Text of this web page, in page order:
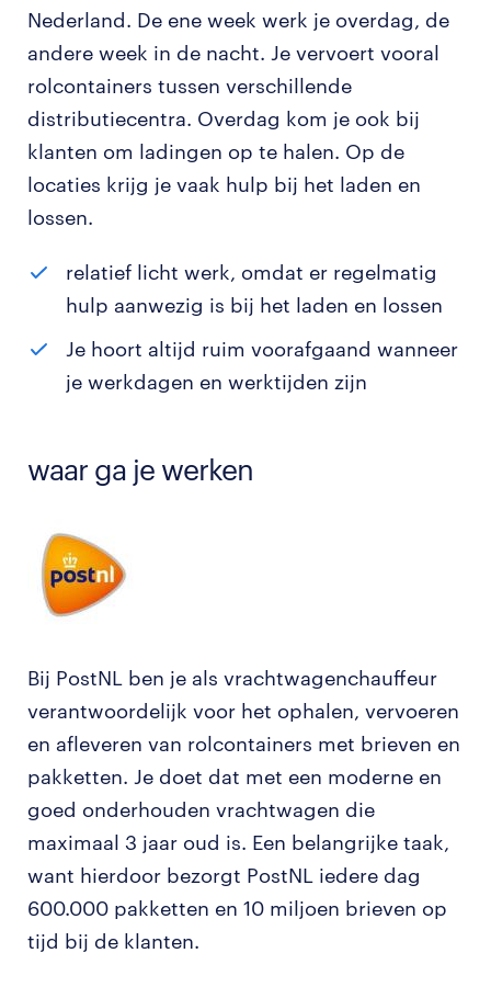
Nederland. De ene week werk je overdag, de
andere week in de nacht. Je vervoert vooral
rolcontainers tussen verschillende
distributiecentra. Overdag kom je ook bij
klanten om ladingen op te halen. Op de
locaties krijg je vaak hulp bij het laden en
lossen.
relatief licht werk, omdat er regelmatig
hulp aanwezig is bij het laden en lossen
Je hoort altijd ruim voorafgaand wanneer
je werkdagen en werktijden zijn
waar ga je werken
Bij PostNL ben je als vrachtwagenchauffeur
verantwoordelijk voor het ophalen, vervoeren
en afleveren van rolcontainers met brieven en
pakketten. Je doet dat met een moderne en
goed onderhouden vrachtwagen die
maximaal 3 jaar oud is. Een belangrijke taak,
want hierdoor bezorgt PostNL iedere dag
600.000 pakketten en 10 miljoen brieven op
tijd bij de klanten.